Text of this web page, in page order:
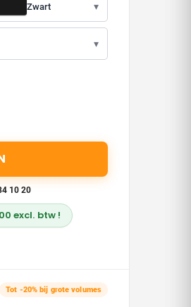
Zwart ▾
▾
10 20
excl. btw !
Tot -20% bij grote volumes